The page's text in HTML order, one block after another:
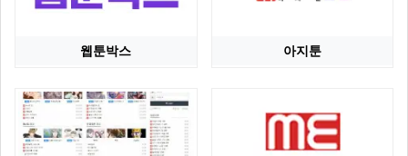
웹툰박스 아지툰